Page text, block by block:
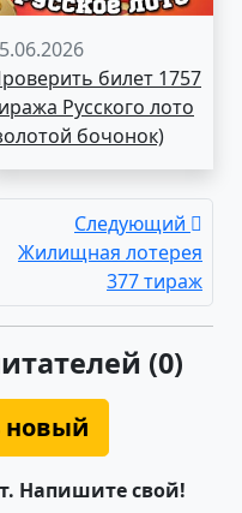
билет 1757
Русского лото
бочонок)
Следующий
Жилищная лотерея
377 тираж
(0)
новый
Напишите свой!